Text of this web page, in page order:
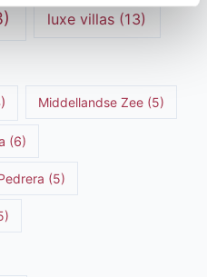
luxe villas (13)
Middellandse Zee (5)
(6)
(5)